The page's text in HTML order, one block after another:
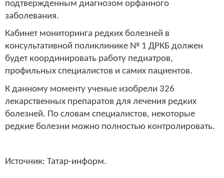
подтвержденным диагнозом орфанного
заболевания.
Кабинет мониторинга редких болезней в
консультативной поликлинике № 1 ДРКБ должен
будет координировать работу педиатров,
профильных специалистов и самих пациентов.
К данному моменту ученые изобрели 326
лекарственных препаратов для лечения редких
болезней. По словам специалистов, некоторые
редкие болезни можно полностью контролировать.
Источник: Татар-информ.